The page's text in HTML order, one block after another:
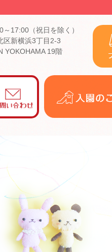
17:00（祝日を除く）
区新横浜3丁目2-3
YOKOHAMA 19階